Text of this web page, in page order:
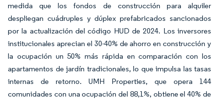
medida que los fondos de construcción para alquiler
despliegan cuádruples y dúplex prefabricados sancionados
por la actualización del código HUD de 2024. Los inversores
institucionales aprecian el 30-40% de ahorro en construcción y
la ocupación un 50% más rápida en comparación con los
apartamentos de jardín tradicionales, lo que impulsa las tasas
internas de retorno. UMH Properties, que opera 144
comunidades con una ocupación del 88,1%, obtiene el 40% de